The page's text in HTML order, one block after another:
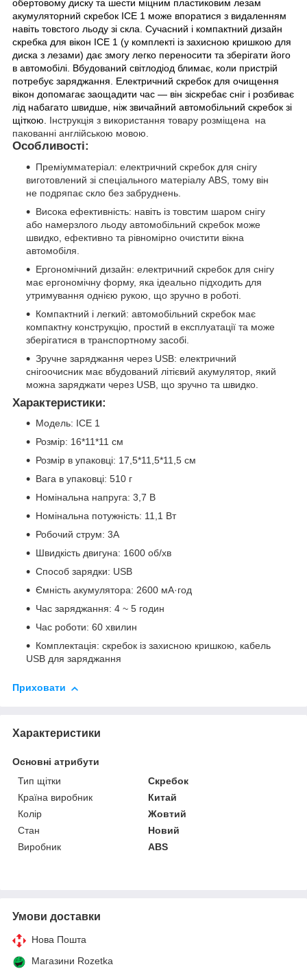
обертовому диску та шести міцним пластиковим лезам
акумуляторний скребок ICE 1 може впоратися з видаленням
навіть товстого льоду зі скла. Сучасний і компактний дизайн
скребка для вікон ICE 1 (у комплекті із захисною кришкою для
диска з лезами) дає змогу легко переносити та зберігати його
в автомобілі. Вбудований світлодіод блимає, коли пристрій
потребує заряджання. Електричний скребок для очищення
вікон допомагає заощадити час — він зіскребає сніг і розбиває
лід набагато швидше, ніж звичайний автомобільний скребок зі
щіткою.
Інструкція з використання товару розміщена на
пакованні англійською мовою.
Особливості:
Преміумматеріал: електричний скребок для снігу
виготовлений зі спеціального матеріалу ABS, тому він
не подряпає скло без забруднень.
Висока ефективність: навіть із товстим шаром снігу
або намерзлого льоду автомобільний скребок може
швидко, ефективно та рівномірно очистити вікна
автомобіля.
Ергономічний дизайн: електричний скребок для снігу
має ергономічну форму, яка ідеально підходить для
утримування однією рукою, що зручно в роботі.
Компактний і легкий: автомобільний скребок має
компактну конструкцію, простий в експлуатації та може
зберігатися в транспортному засобі.
Зручне заряджання через USB: електричний
снігоочисник має вбудований літієвий акумулятор, який
можна заряджати через USB, що зручно та швидко.
Характеристики:
Модель: ICE 1
Розмір: 16*11*11 см
Розмір в упаковці: 17,5*11,5*11,5 см
Вага в упаковці: 510 г
Номінальна напруга: 3,7 В
Номінальна потужність: 11,1 Вт
Робочий струм: 3А
Швидкість двигуна: 1600 об/хв
Способ зарядки: USB
Ємність акумулятора: 2600 мА·год
Час заряджання: 4 ~ 5 годин
Час роботи: 60 хвилин
Комплектація: скребок із захисною кришкою, кабель
USB для заряджання
Приховати
Характеристики
Основні атрибути
Тип щітки
Скребок
Країна виробник
Китай
Колір
Жовтий
Стан
Новий
Виробник
ABS
Умови доставки
Нова Пошта
Магазини Rozetka